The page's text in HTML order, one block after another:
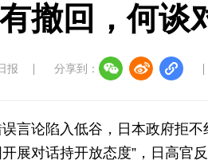
撤回，何谈
报 分享到：
言论陷入低谷，日本政府拒不
展对话持开放态度”，日高官